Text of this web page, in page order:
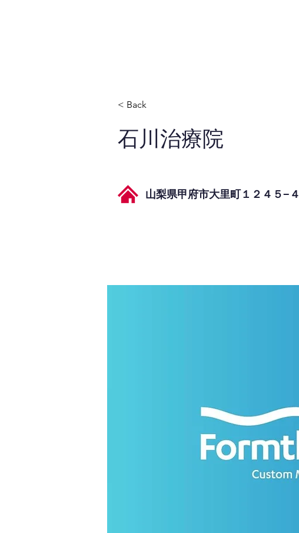
< Back
石川治療院
山梨県甲府市大里町１２４５−４